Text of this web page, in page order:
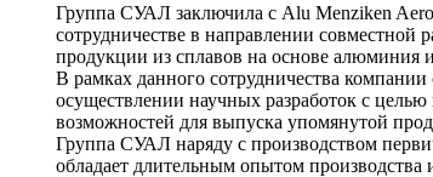
Группа СУАЛ заключила с Alu Menziken
сотрудничестве в направлении совместной
продукции из сплавов на основе алюминия
В рамках данного сотрудничества
осуществлении научных разработок с
возможностей для выпуска упомянутой
Группа СУАЛ наряду с производством
обладает длительным опытом